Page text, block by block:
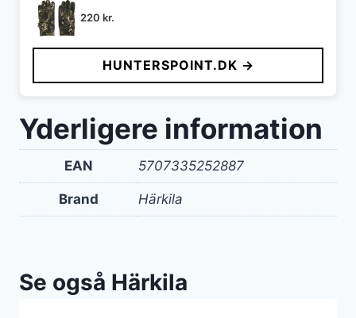
220 kr.
HUNTERSPOINT.DK →
Yderligere information
EAN 5707335252887
Brand Härkila
Se også Härkila